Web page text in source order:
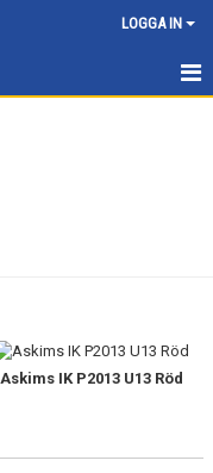
LOGGA IN
Askims IK P2013 U13 Röd